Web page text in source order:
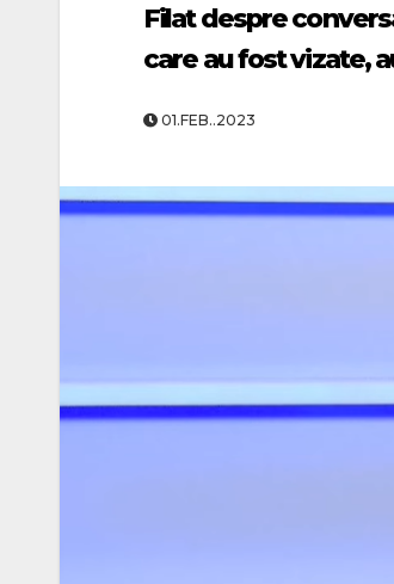
Filat despre
care au fost vizate,
01.FEB..2023